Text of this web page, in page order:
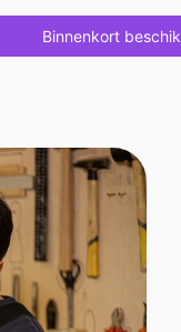
Binnenkort